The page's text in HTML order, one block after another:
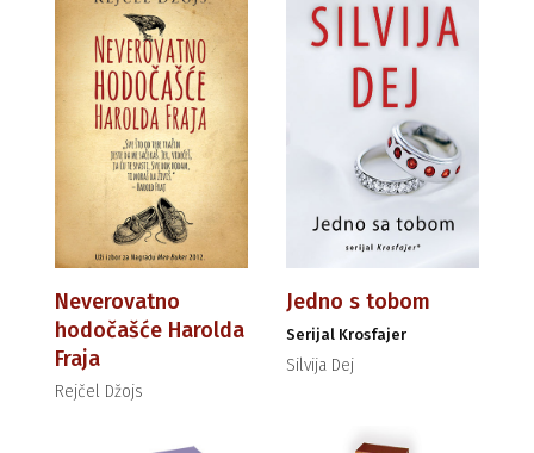
Neverovatno
hodočašće Harolda
Fraja
Rejčel Džojs
Jedno s tobom
Serijal Krosfajer
Silvija Dej